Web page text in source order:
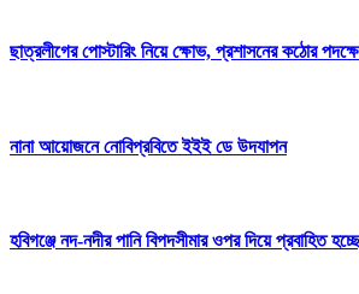
ছাত্রলীগের পোস্টারিং নিয়ে ক্ষোভ, প্রশাসনের কঠোর
নানা আয়োজনে নোবিপ্রবিতে ইইই ডে উদযাপন
হবিগঞ্জে নদ-নদীর পানি বিপদসীমার ওপর দিয়ে প্রবাহিত